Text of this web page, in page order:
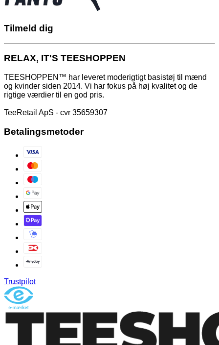
Tilmeld dig
RELAX, IT'S TEESHOPPEN
TEESHOPPEN™ har leveret moderigtigt basistøj til mænd
og kvinder siden 2014. Vi har fokus på høj kvalitet og de
rigtige værdier til en god pris.
TeeRetail ApS - cvr 35659307
Betalingsmetoder
Trustpilot